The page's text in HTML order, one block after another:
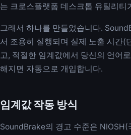
는 크로스플랫폼 데스크톱 유틸리티
그래서 하나를 만들었습니다.
서 조용히 실행되며 실제 노출 시간(
고, 적절한 임계값에서 당신의 언어
해지면 자동으로 개입합니다.
임계값 작동 방식
SoundBrake의 경고 수준은 NIOSH(